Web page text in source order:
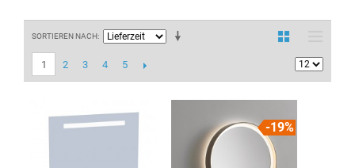
SORTIEREN NACH
1 2 3 4 5
19%